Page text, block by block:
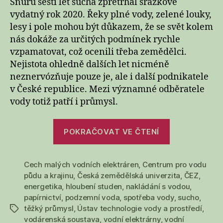
vydatný rok 2020. Řeky plné vody, zelené louky,
lesy i pole mohou být důkazem, že se svět kolem
nás dokáže za určitých podmínek rychle
vzpamatovat, což ocenili třeba zemědělci.
Nejistota ohledně dalších let nicméně
neznervózňuje pouze je, ale i další podnikatele
v České republice. Mezi významné odběratele
vody totiž patří i průmysl.
POKRAČOVAT VE ČTENÍ
voda:
problémy
hrozí
papírnám
i
Štítky
Cech malých vodních elektráren, Centrum pro vodu
půdu a krajinu, Česká zemědělská univerzita, ČEZ,
energetika, hloubení studen, nakládání s vodou,
papírnictví, podzemní voda, spotřeba vody, sucho,
těžký průmysl, Ústav technologie vody a prostředí,
vodárenská soustava, vodní elektrárny,vodní